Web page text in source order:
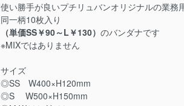
使い勝手が良いプチリュバンオリジナルの業務
同一柄10枚入り
（単価SS￥90～L￥130） のバンダナです
※MIXではありません
サイズ
◎SS W400×H120mm
◎S W500×H150mm